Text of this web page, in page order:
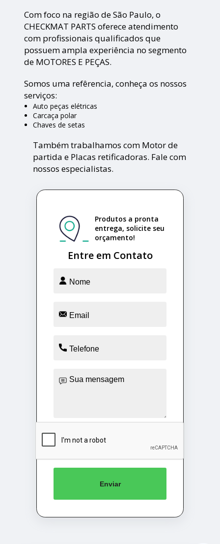
Com foco na região de São Paulo, o
CHECKMAT PARTS oferece atendimento
com profissionais qualificados que
possuem ampla experiência no segmento
de MOTORES E PEÇAS.
Somos uma refêrencia, conheça os nossos
serviços:
Auto peças elétricas
Carcaça polar
Chaves de setas
Também trabalhamos com Motor de
partida e Placas retificadoras. Fale com
nossos especialistas.
Entre em Contato
Produtos a pronta
entrega, solicite seu
orçamento!
Enviar